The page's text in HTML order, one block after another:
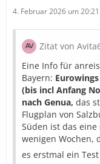
4. Februar 2026 um 20:21
Zitat von
Eine Info für
Bayern:
(bis incl Anfang
nach Genua, das
Flugplan von
Süden ist das
wenigen Wochen,
es erstmal ein